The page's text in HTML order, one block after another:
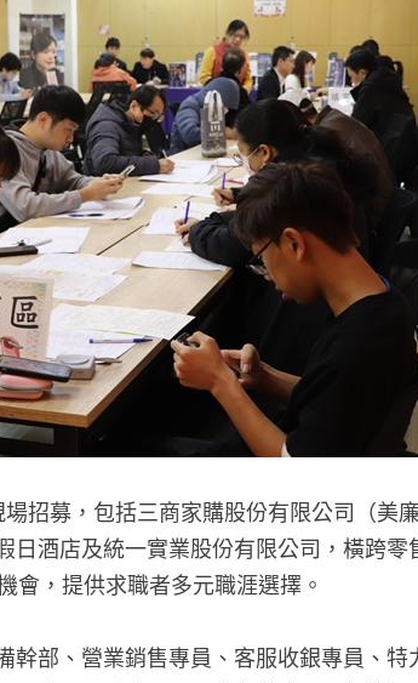
招募，包括三商家購股份有限公司（美
日酒店及統一實業股份有限公司，橫跨
會，提供求職者多元職涯選擇。
幹部、營業銷售專員、客服收銀專員、